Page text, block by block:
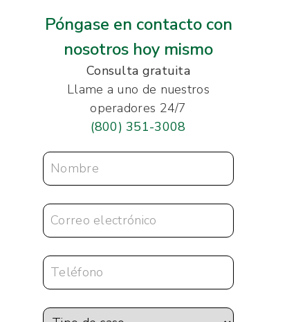
Póngase en contacto con
nosotros hoy mismo
Consulta gratuita
Llame a uno de nuestros
operadores 24/7
(800) 351-3008